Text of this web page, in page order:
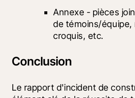
Annexe - pièces
de témoins/
croquis, etc.
Conclusion
Le rapport d'incident de